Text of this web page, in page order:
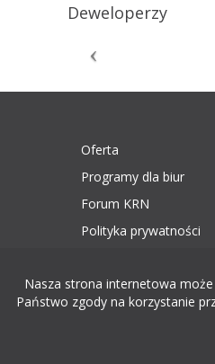
Deweloperzy
Oferta
Programy dla biur
Forum KRN
Polityka prywatności
Nasza strona internetowa
Państwo zgody na korzystanie